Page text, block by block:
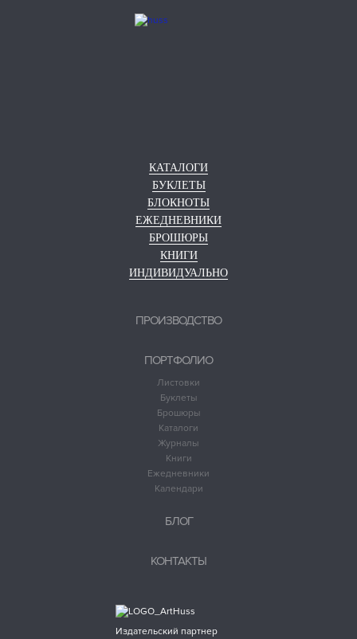
КАТАЛОГИ
БУКЛЕТЫ
БЛОКНОТЫ
ЕЖЕДНЕВНИКИ
БРОШЮРЫ
КНИГИ
ИНДИВИДУАЛЬНО
ПРОИЗВОДСТВО
ПОРТФОЛИО
Листовки
Буклеты
Брошюры
Каталоги
Журналы
Книги
Ежедневники
Календари
БЛОГ
КОНТАКТЫ
Издательский партнер